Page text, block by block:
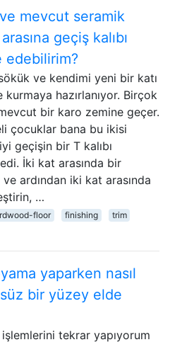
mevcut seramik
geçiş kalıbı
edebilirim?
ve kendimi yeni bir katı
kurmaya hazırlanıyor. Birçok
bir karo zemine geçer.
çocuklar bana bu ikisi
geçişin bir T kalıbı
İki kat arasında bir
ve ardından iki kat arasında
…
floor finishing
trim
yaparken nasıl
bir yüzey elde
işlemlerini tekrar yapıyorum